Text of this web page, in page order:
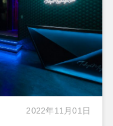
2022年11月01日